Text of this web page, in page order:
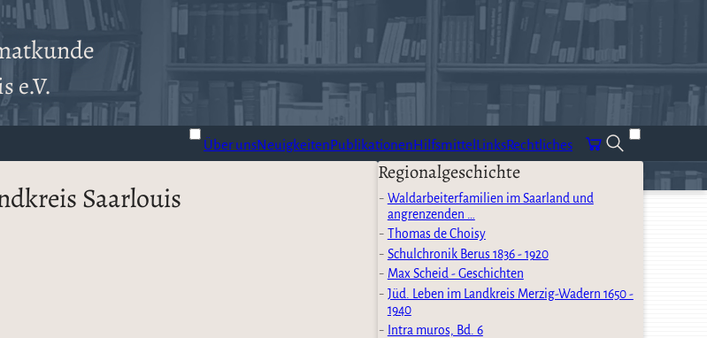
e.V.
Über unsNeuigkeitenPublikationenHilfsmittel LinksRechtliches
Saarlouis
Regionalgeschichte
Waldarbeiterfamilien im Saarland und
angrenzenden …
Thomas de Choisy
Schulchronik Berus 1836 - 1920
Max Scheid - Geschichten
Jüd. Leben im Landkreis Merzig-Wadern 1650 -
1940
Intra muros, Bd. 6